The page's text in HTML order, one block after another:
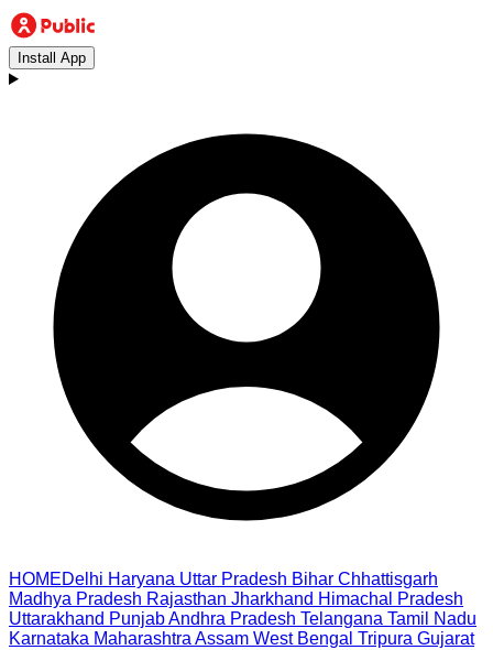
Install App
HOMEDelhi Haryana Uttar Pradesh Bihar Chhattisgarh
Madhya Pradesh Rajasthan Jharkhand Himachal Pradesh
Uttarakhand PunjabAndhra Pradesh Telangana Tamil Nadu
Karnataka Maharashtra Assam West Bengal Tripura Gujarat